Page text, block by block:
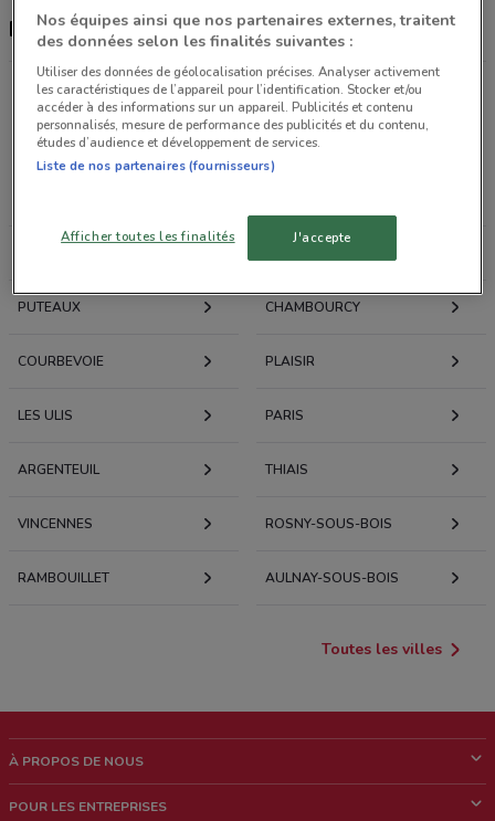
Picard, promotions et magasins
Promotions des catalogues et prospectus par ville
dans les environs
PUTEAUX CHAMBOURCY
COURBEVOIE PLAISIR
LES ULIS PARIS
ARGENTEUIL THIAIS
VINCENNES ROSNY-SOUS-BOIS
RAMBOUILLET AULNAY-SOUS-BOIS
Toutes les villes
À PROPOS DE NOUS
POUR LES ENTREPRISES
Nos équipes ainsi que nos partenaires externes, traitent
des données selon les finalités suivantes :
Utiliser des données de géolocalisation précises. Analyser activement
les caractéristiques de l’appareil pour l’identification. Stocker et/ou
accéder à des informations sur un appareil. Publicités et contenu
personnalisés, mesure de performance des publicités et du contenu,
études d’audience et développement de services.
Liste de nos partenaires (fournisseurs)
Afficher toutes les finalités J'accepte